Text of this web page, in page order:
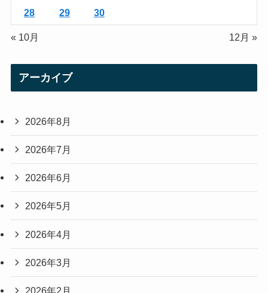
28 29 30
« 10月 12月 »
アーカイブ
2026年8月
2026年7月
2026年6月
2026年5月
2026年4月
2026年3月
2026年2月